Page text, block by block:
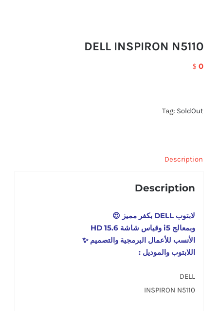
DELL INSPIRON N5110
$ 0
Tag: SoldOut
Description
Description
لابتوب DELL بكفر مميز 😍
وبمعالج i5 وقياس شاشة 15.6 HD
الأنسب للأعمال البرمجية والتصميم ✨
اللابتوب والموديل :
DELL
INSPIRON N5110